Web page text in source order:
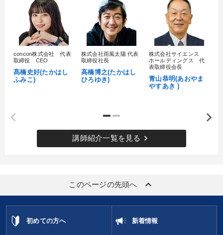
concon株式会社 代表
取締役 CEO
髙橋史好(たかはし
ふみこ)
株式会社雨風太陽 代表
取締役社長
高橋博之(たかはし
ひろゆき)
株式会社サイエンス
ホールディングス 代
表取締役会長
青山恭明(あおやま
やすあき )
講師紹介一覧を見る keyboard_arrow_right
このページの先頭へ keyboard_arrow_up
初めての方へ 新着情報